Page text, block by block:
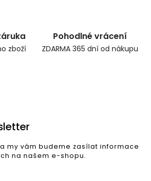
zboží
Pohodlné vrácení
ZDARMA 365 dní od nákupu
my vám budeme zasílat informace
na našem e-shopu.